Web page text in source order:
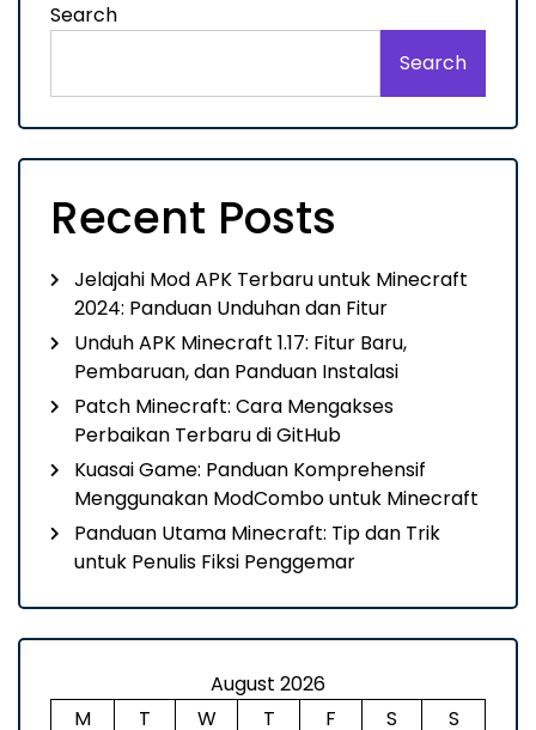
Search
Search
Recent Posts
Jelajahi Mod APK Terbaru untuk Minecraft
2024: Panduan Unduhan dan Fitur
Unduh APK Minecraft 1.17: Fitur Baru,
Pembaruan, dan Panduan Instalasi
Patch Minecraft: Cara Mengakses
Perbaikan Terbaru di GitHub
Kuasai Game: Panduan Komprehensif
Menggunakan ModCombo untuk Minecraft
Panduan Utama Minecraft: Tip dan Trik
untuk Penulis Fiksi Penggemar
August 2026
M
T W T F S
S